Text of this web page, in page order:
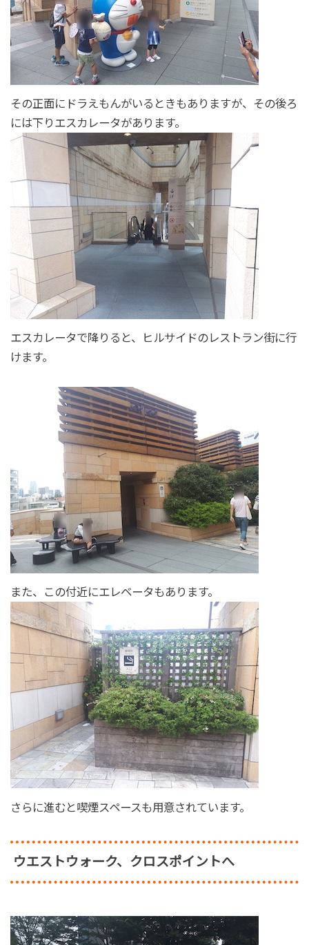
その正面にドラえもんがいるときもありますが、その後ろ
には下りエスカレータがあります。
エスカレータで降りると、ヒルサイドのレストラン街に行
けます。
また、この付近にエレベータもあります。
さらに進むと喫煙スペースも用意されています。
ウエストウォーク、クロスポイントへ